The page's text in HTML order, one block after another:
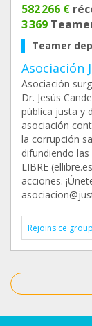
582 266 €
3 369
Teamer
Asociación
Asociación
Dr. Jesús
pública justa y
asociación
la corrupción
difundiendo
LIBRE
acciones.
Rejoins ce